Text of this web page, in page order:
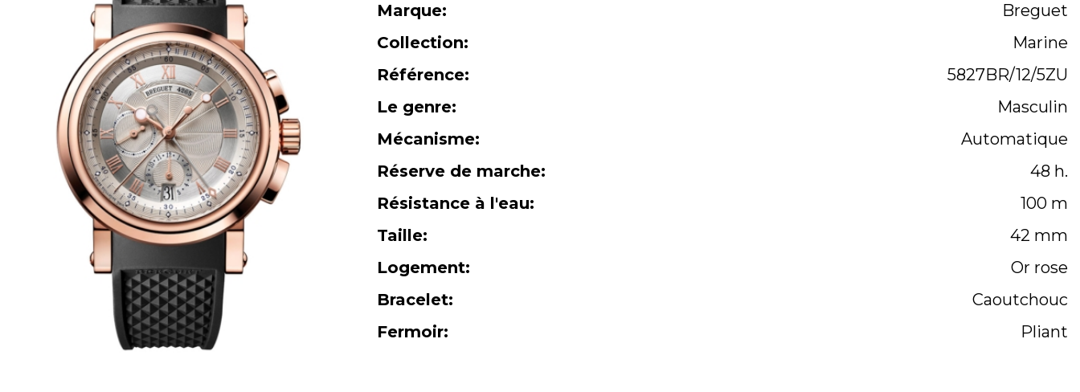
Marque:
Breguet
Collection:
Marine
Référence:
5827BR/12/5ZU
Le genre:
Masculin
Mécanisme:
Automatique
Réserve de marche:
48 h.
Résistance à l'eau:
100 m
Taille:
42 mm
Logement:
Or rose
Bracelet:
Caoutchouc
Fermoir:
Pliant